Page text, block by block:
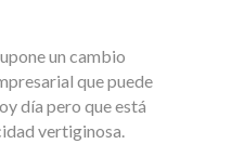
un cambio
que puede
día pero que está
vertiginosa.